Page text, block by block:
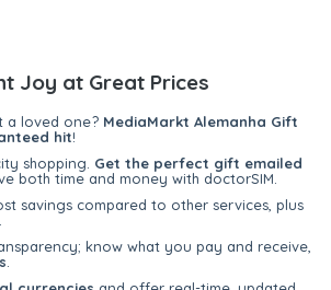
Joy at Great Prices
a loved one? MediaMarkt Alemanha Gift
hit!
shopping. Get the perfect gift emailed
both time and money with doctorSIM.
savings compared to other services, plus
know what you pay and receive,